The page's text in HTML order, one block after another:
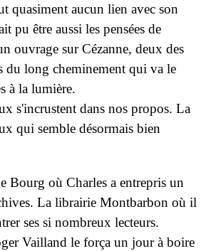
quasiment aucun lien avec son
pu être aussi les pensées de
ouvrage sur Cézanne, deux des
du long cheminement qui va le
à la lumière.
s'incrustent dans nos propos. La
qui semble désormais bien
Bourg où Charles a entrepris un
La librairie Montbarbon où il
ses si nombreux lecteurs.
Vailland le força un jour à boire